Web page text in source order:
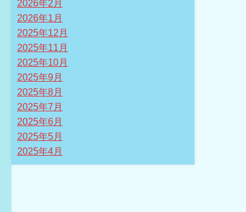
2026年2月
2026年1月
2025年12月
2025年11月
2025年10月
2025年9月
2025年8月
2025年7月
2025年6月
2025年5月
2025年4月